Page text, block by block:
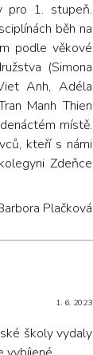
pro 1. stupeň.
běh na
podle věkové
(Simona
Anh, Adéla
Manh Thien
místě.
kteří s námi
Zdeňce
Plačková
1. 6. 2023
školy vydaly